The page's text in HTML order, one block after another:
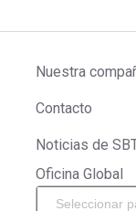
Nuestra
Contacto
Noticias de
Oficina Global